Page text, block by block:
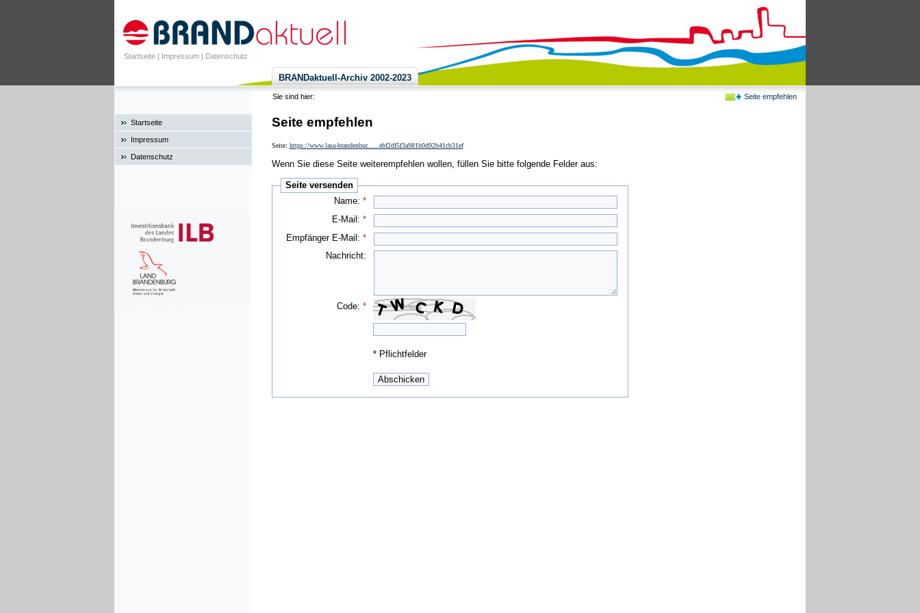
Startseite | Impressum | Datenschutz
Seite empfehlen
BRANDaktuell-Archiv 2002-2023
Sie sind hier:
Startseite
Impressum
Datenschutz
Seite empfehlen
Seite: https://www.lasa-brandenbur......ebf2df5f3a981b0d92b41cb31ef
Wenn Sie diese Seite weiterempfehlen wollen, füllen Sie bitte folgende Felder aus:
Seite versenden
Name:*
E-Mail:*
Empfänger E-Mail:*
Nachricht:
Code:*
* Pflichtfelder